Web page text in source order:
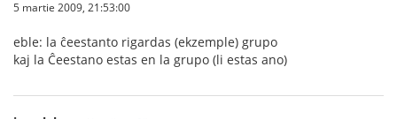
5 martie 2009, 21:53:00
eble: la ĉeestanto rigardas (ekzemple) grupo
kaj la Ĉeestano estas en la grupo (li estas ano)